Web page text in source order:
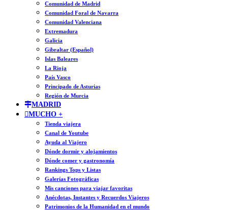
Comunidad de Madrid
Comunidad Foral de Navarra
Comunidad Valenciana
Extremadura
Galicia
Gibraltar (Español)
Islas Baleares
La Rioja
País Vasco
Principado de Asturias
Región de Murcia
MADRID
MUCHO +
Tienda viajera
Canal de Youtube
Ayuda al Viajero
Dónde dormir y alojamientos
Dónde comer y gastronomía
Rankings Tops y Listas
Galerías Fotográficas
Mis canciones para viajar favoritas
Anécdotas, Instantes y Recuerdos Viajeros
Patrimonios de la Humanidad en el mundo